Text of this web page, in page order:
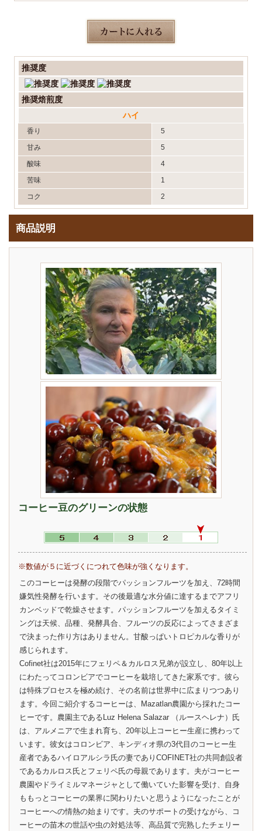
推奨度
推奨焙煎度
ハイ
香り
5
甘み
5
酸味
4
苦味
1
コク
2
商品説明
コーヒー豆のグリーンの状態
※数値が５に近づくにつれて色味が強くなります。
このコーヒーは発酵の段階でパッションフルーツを加え、72時間
嫌気性発酵を行います。その後最適な水分値に達するまでアフリ
カンベッドで乾燥させます。パッションフルーツを加えるタイミ
ングは天候、品種、発酵具合、フルーツの反応によってさまざま
で決まった作り方はありません。甘酸っぱいトロピカルな香りが
感じられます。
Cofinet社は2015年にフェリペ＆カルロス兄弟が設立し、80年以上
にわたってコロンビアでコーヒーを栽培してきた家系です。彼ら
は特殊プロセスを極め続け、その名前は世界中に広まりつつあり
ます。今回ご紹介するコーヒーは、Mazatlan農園から採れたコー
ヒーです。農園主であるLuz Helena Salazar （ルースヘレナ）氏
は、アルメニアで生まれ育ち、20年以上コーヒー生産に携わって
います。彼女はコロンビア、キンディオ県の3代目のコーヒー生
産者であるハイロアルシラ氏の妻でありCOFINET社の共同創設者
であるカルロス氏とフェリペ氏の母親であります。夫がコーヒー
農園やドライミルマネージャとして働いていた影響を受け、自身
ももっとコーヒーの業界に関わりたいと思うようになったことが
コーヒーへの情熱の始まりです。夫のサポートの受けながら、コ
ーヒーの苗木の世話や虫の対処法等、高品質で完熟したチェリー